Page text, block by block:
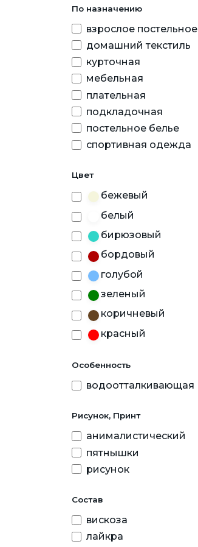
По назначению
взрослое постельное
домашний текстиль
курточная
мебельная
плательная
подкладочная
постельное белье
спортивная одежда
Цвет
бежевый
белый
бирюзовый
бордовый
голубой
зеленый
коричневый
красный
оранжевый
персиковый
розовый
салатовый
серебряный
сиреневый
Особенность
водоотталкивающая
Рисунок, Принт
анималистический
пятнышки
рисунок
Состав
вискоза
лайкра